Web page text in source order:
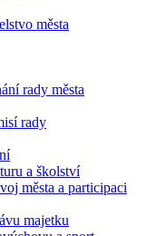
města
rady města
rady
a školství
města a participaci
majetku